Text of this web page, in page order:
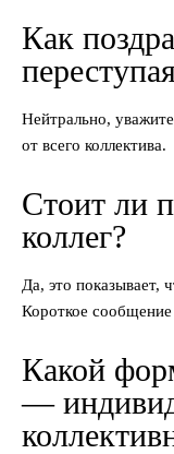
Как
Нейтрально,
от всего коллектива.
Стоит ли
коллег?
Да, это показывает,
Короткое сообщение
Какой
—